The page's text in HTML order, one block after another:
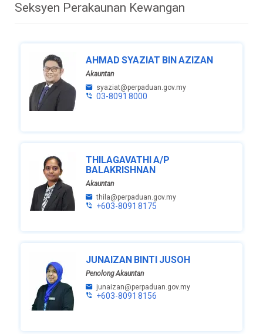
Seksyen Perakaunan Kewangan
AHMAD SYAZIAT BIN AZIZAN
Akauntan
syaziat@perpaduan.gov.my
03-8091 8000
THILAGAVATHI A/P
BALAKRISHNAN
Akauntan
thila@perpaduan.gov.my
+603-8091 8175
JUNAIZAN BINTI JUSOH
Penolong Akauntan
junaizan@perpaduan.gov.my
+603-8091 8156